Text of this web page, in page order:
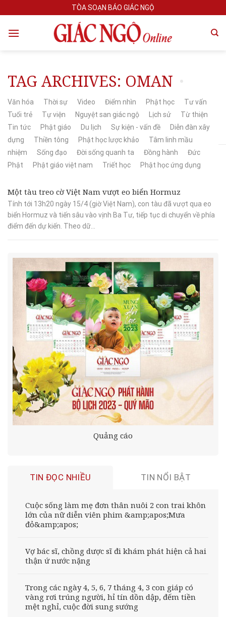
to
content
TÒA SOẠN BÁO GIÁC NGỘ
TAG ARCHIVES: OMAN
Văn hóa Thời sự Video Điểm nhìn Phật học
Tư vấn
Tuổi trẻ
Tự viện Nguyệt san giác ngộ Lịch sử
Từ thiện
Tin tức
Phật giáo Du lịch Sự kiện - vấn đề
Diễn đàn xây
dựng
Thiền tông Phật học lược khảo
Tâm linh mầu
nhiệm
Sống đạo Đời sống quanh ta Đồng hành
Đức
Phật
Phật giáo việt nam Triết học Phật học ứng dụng
Một tàu treo cờ Việt Nam vượt eo biển Hormuz
Tính tới 13h20 ngày 15/4 (giờ Việt Nam), con tàu đã vượt qua eo
biển Hormuz và tiến sâu vào vịnh Ba Tư, tiếp tục di chuyển về phía
điểm đến dự kiến. Theo dữ...
Quảng cáo
TIN ĐỌC NHIỀU TIN NỔI BẬT
Cuộc sống làm mẹ đơn thân nuôi 2 con trai khôn
lớn của nữ diễn viên phim &amp;apos;Mưa
đỏ&amp;apos;
Vợ bác sĩ, chồng dược sĩ đi khám phát hiện cả hai
thận ứ nước nặng
Trong các ngày 4, 5, 6, 7 tháng 4, 3 con giáp có
vàng rơi trúng người, hỉ tín dồn dập, đếm tiền
mệt nghỉ, cuộc đời sung sướng